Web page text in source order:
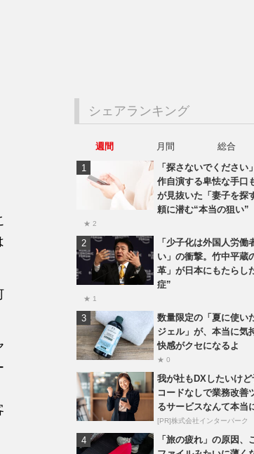
シェアランキング
週間 月間
総合
「探さないでください
作自演する卑怯な手口
が見抜いた「妻子を探
頼に潜む“本当の狙い”
★ 2
「少子化は外国人労働
い」の衝撃。竹中平蔵
革」が日本にもたらし
症”
★ 1
数量限定の「夏に使い
ジェル」が、本当に気
快感がクセになるよ
★ 0
我が社もDXしたいけど
コードなしで業務改善
るサービスなんて本当
[PR]株式会社インターパーク
「旅の疲れ」の原因、